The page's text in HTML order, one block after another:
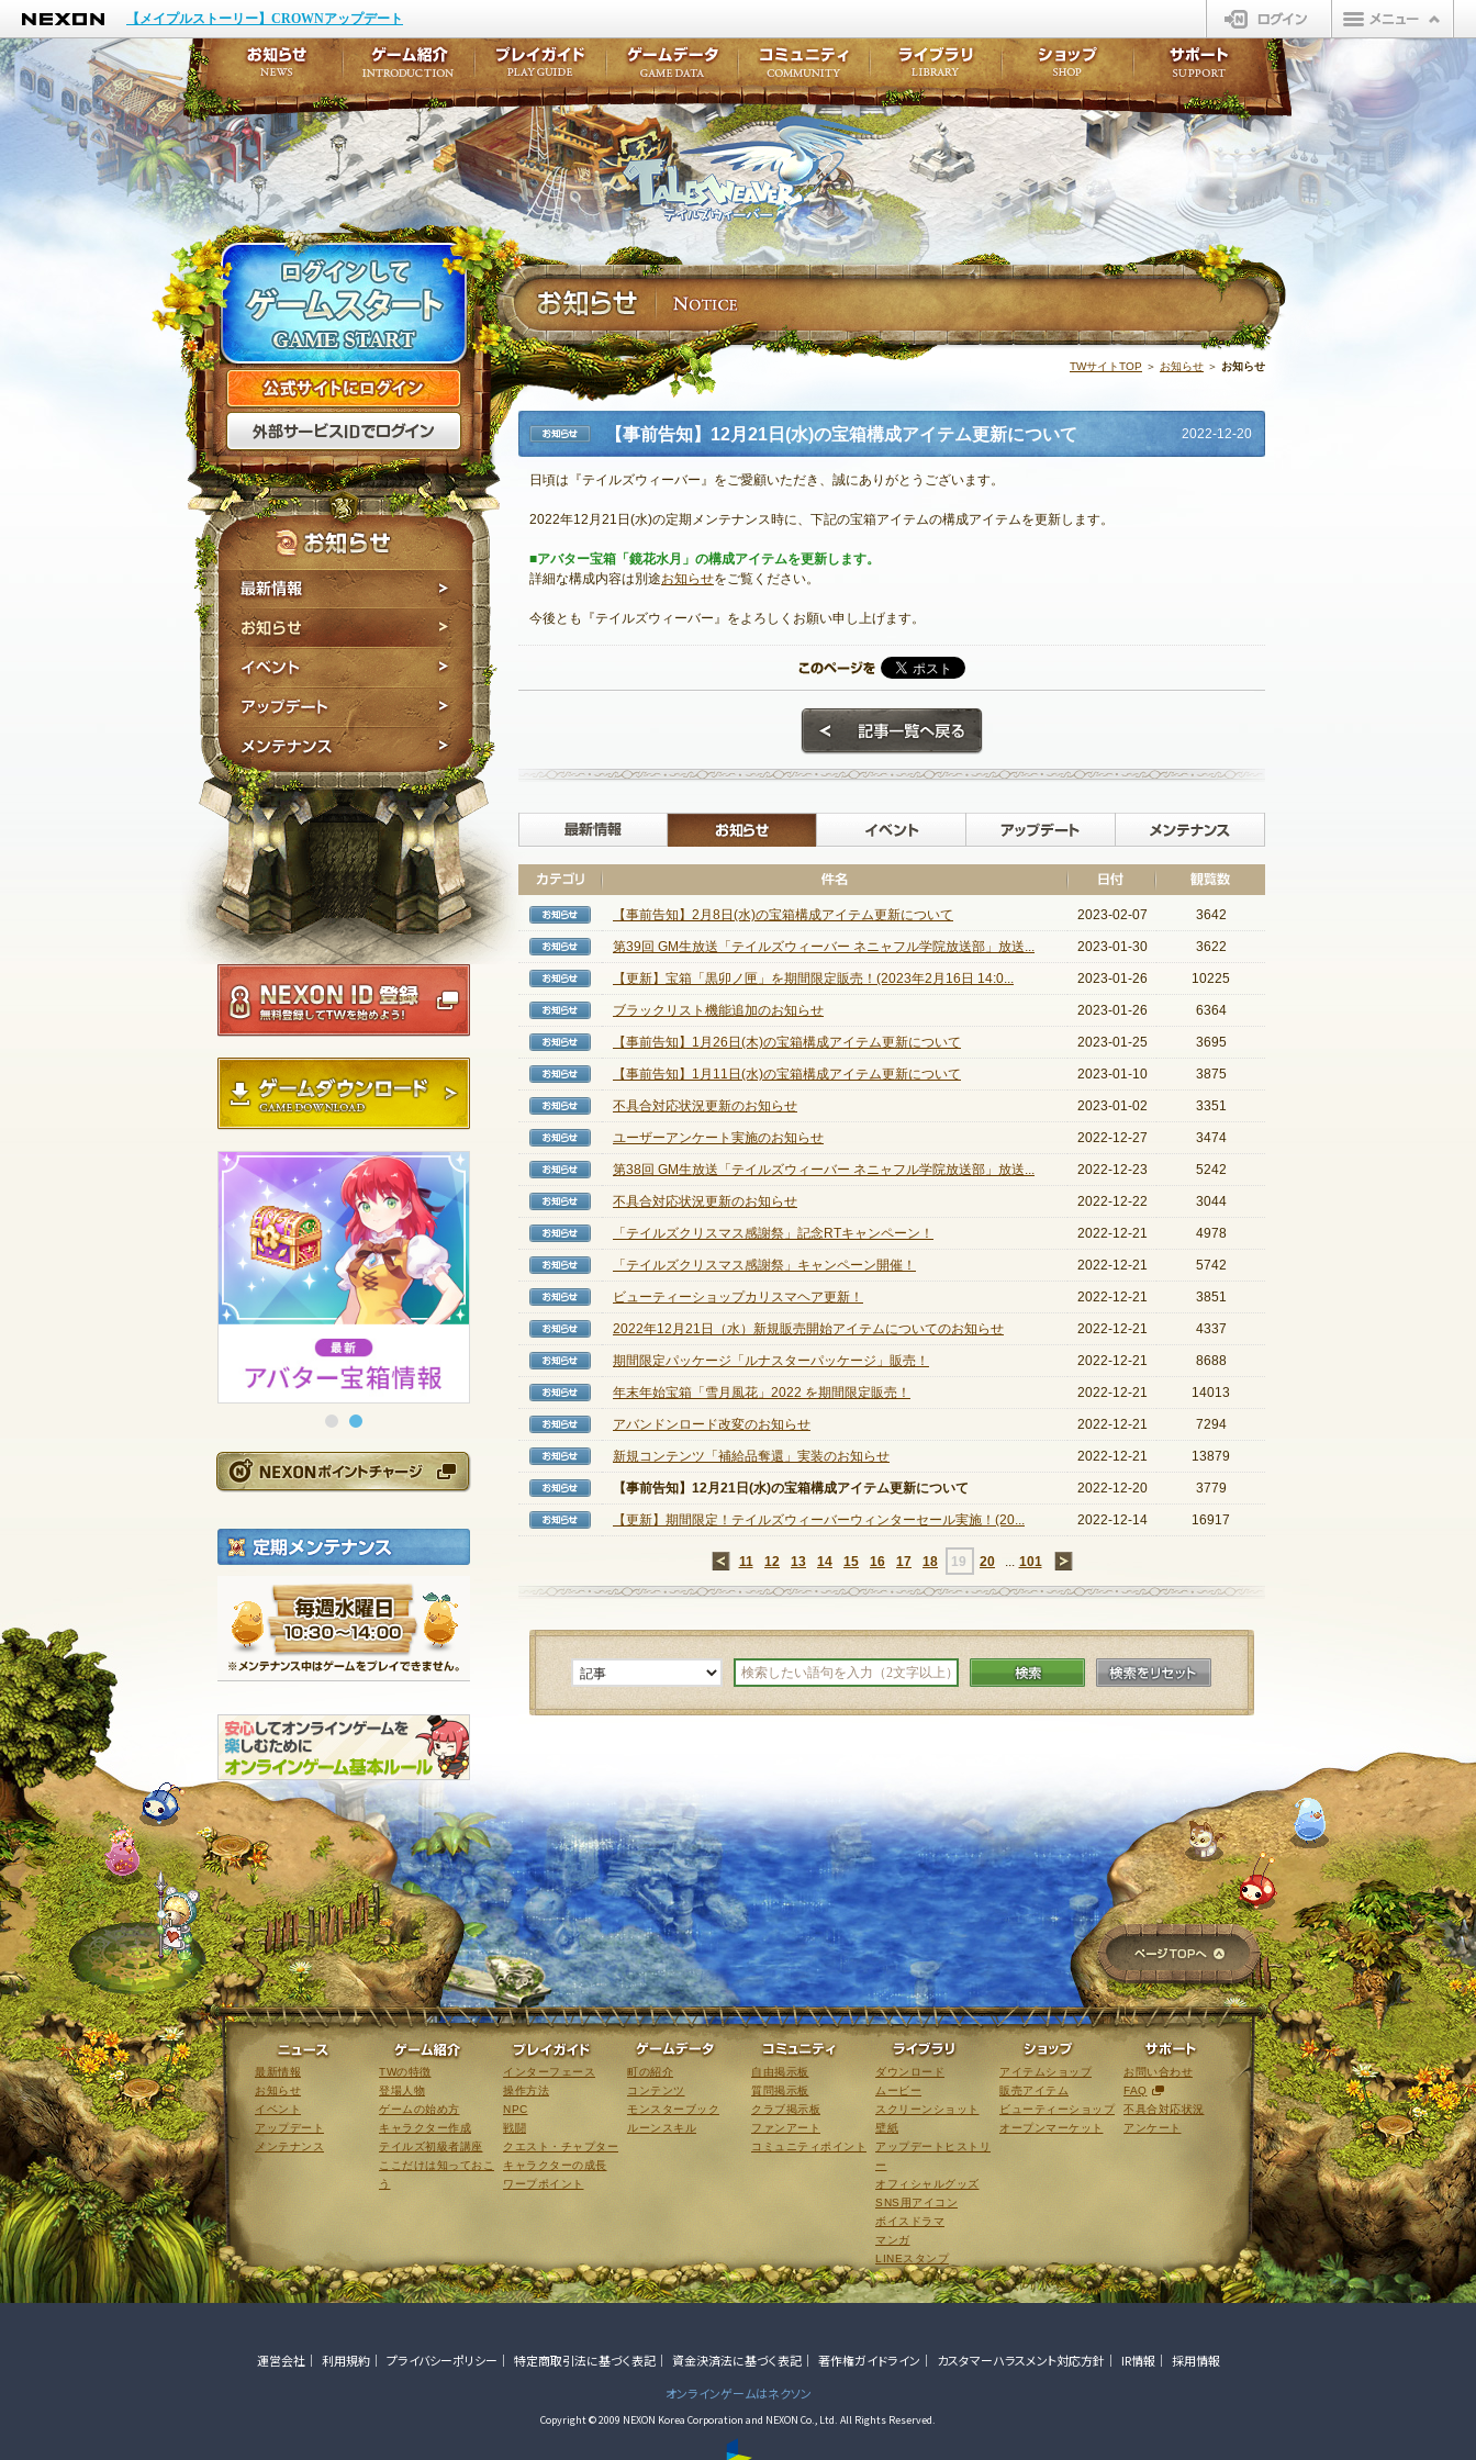
NEXON
【メイプルストーリー】CROWNアップデート
ログイン
テイルズウィーバー
公式サイトにログイン
外部サービスIDでログイン
最新情報
お知らせ
NEXON ID登録
ゲームダウンロード
NEXONポイントチャージ
定期メンテナンス
毎週水曜日 10:30～14:00
TWサイトTOP ＞ お知らせ ＞ お知らせ
お知らせ
【事前告知】12月21日(水)の宝箱構成アイテム更新について 2022-12-20
日頃は『テイルズウィーバー』をご愛顧いただき、誠にありがとうございます。
2022年12月21日(水)の定期メンテナンス時に、下記の宝箱アイテムの構成アイテムを更新します。
■アバター宝箱「鏡花水月」の構成アイテムを更新します。
詳細な構成内容は別途お知らせをご覧ください。
今後とも『テイルズウィーバー』をよろしくお願い申し上げます。
最新情報 お知らせ イベント アップデート
【お知らせ】
【事前告知】2月8日(水)の宝箱構成アイテム更新について 2023-02-07 3642
【お知らせ】
第39回 GM生放送「テイルズウィーバー ネニャフル学院放送部」放送... 2023-01-30 3622
【お知らせ】
【更新】宝箱「黒卯ノ匣」を期間限定販売！(2023年2月16日 14:0... 2023-01-26 10225
【お知らせ】
ブラックリスト機能追加のお知らせ 2023-01-26 6364
【お知らせ】
【事前告知】1月26日(木)の宝箱構成アイテム更新について 2023-01-25 3695
【お知らせ】
【事前告知】1月11日(水)の宝箱構成アイテム更新について 2023-01-10 3875
【お知らせ】
不具合対応状況更新のお知らせ 2023-01-02 3351
【お知らせ】
ユーザーアンケート実施のお知らせ 2022-12-27 3474
【お知らせ】
第38回 GM生放送「テイルズウィーバー ネニャフル学院放送部」放送... 2022-12-23 5242
【お知らせ】
不具合対応状況更新のお知らせ 2022-12-22 3044
【お知らせ】
「テイルズクリスマス感謝祭」記念RTキャンペーン！ 2022-12-21 4978
【お知らせ】
「テイルズクリスマス感謝祭」キャンペーン開催！ 2022-12-21 5742
【お知らせ】
ビューティーショップカリスマヘア更新！ 2022-12-21 3851
【お知らせ】
2022年12月21日（水）新規販売開始アイテムについてのお知らせ 2022-12-21 4337
【お知らせ】
期間限定パッケージ「ルナスターパッケージ」販売！ 2022-12-21 8688
【お知らせ】
年末年始宝箱「雪月風花」2022 を期間限定販売！ 2022-12-21 14013
【お知らせ】
アバンドンロード改変のお知らせ 2022-12-21 7294
【お知らせ】
新規コンテンツ「補給品奪還」実装のお知らせ 2022-12-21 13879
【お知らせ】
【事前告知】12月21日(水)の宝箱構成アイテム更新について 2022-12-20 3779
【お知らせ】
【更新】期間限定！テイルズウィーバーウィンターセール実施！(20... 2022-12-14 16917
←
11 12 13 14 15 16 17 18 19 20 ... 101
検索 検索をリセット
お知らせ
イベント
アップデート
メンテナンス
ゲーム紹介
ここだけは知っておこうプレイガイド
ワープポイント
ゲームデータ
ルーンスキル
コミュニティ
コミュニティポイントライブラリ
LINEスタンプ
ショップ
販売アイテム
ビューティーショップ
オープンマーケットサポート
不具合対応状況
アンケート
ページTOPへ
ニュース
最新情報
お知らせ
イベント
アップデート
メンテナンス
ゲーム紹介
TWの特徴
登場人物
ゲームの始め方
キャラクター作成
テイルズ初級者講座
ここだけは知っておこ
う
プレイガイド
インターフェース
操作方法
NPC
戦闘
クエスト・チャプター
キャラクターの成長
ワープポイント
ゲームデータ
町の紹介
コンテンツ
モンスターブック
ルーンスキル
コミュニティ
自由掲示板
質問掲示板
クラブ掲示板
ファンアート
コミュニティポイント
ライブラリ
ダウンロード
ムービー
スクリーンショット
壁紙
アップデートヒストリ
ー
オフィシャルグッズ
SNS用アイコン
ボイスドラマ
マンガ
LINEスタンプ
ショップ
アイテムショップ
販売アイテム
ビューティーショップ
オープンマーケット
サポート
お問い合わせ
FAQ
不具合対応状況
アンケート
運営会社 利用規約 プライバシーポリシー 特定商取引法に基づく表記 資金決済法に基づく表記 著作権ガイドライン カスタマーハラスメント対応方針 IR情報
採用情報
オンラインゲームはネクソン
Copyright © 2009 NEXON Korea Corporation and NEXON Co., Ltd. All Rights Reserved.